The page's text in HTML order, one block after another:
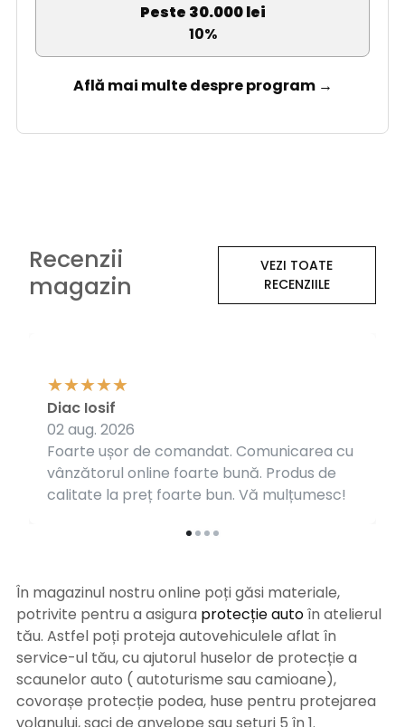
Peste 30.000 lei
10%
Află mai multe despre program →
Recenzii
magazin
VEZI TOATE
RECENZIILE
Foarte ușor de comandat. Comunicarea cu
vânzătorul online foarte bună. Produs de
calitate la preț foarte bun. Vă mulțumesc!
Diac Iosif
02 aug. 2026
În magazinul nostru online poți găsi materiale,
potrivite pentru a asigura protecție autoîn atelierul
tău. Astfel poți proteja autovehiculele aflat în
service-ul tău, cu ajutorul huselor de protecție a
scaunelor auto ( autoturisme sau camioane),
covorașe protecție podea, huse pentru protejarea
volanului, saci de anvelope sau seturi 5 în 1.